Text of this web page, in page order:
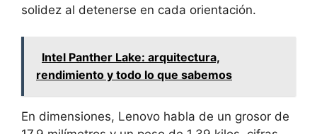
solidez al detenerse en cada orientación.
Intel Panther Lake: arquitectura,
rendimiento y todo lo que sabemos
En dimensiones, Lenovo habla de un grosor de